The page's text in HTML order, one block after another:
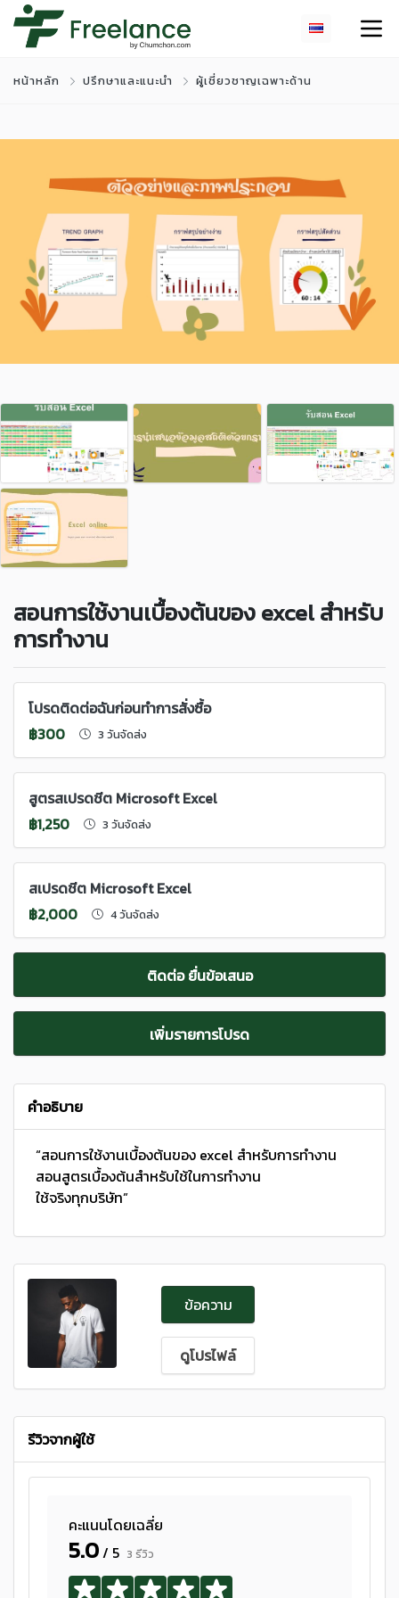
หน้าหลัก ปรึกษาและแนะนำ ผู้เชี่ยวชาญเฉพาะด้าน
สอนการใช้งานเบื้องต้นของ excel สำหรับ
การทำงาน
โปรดติดต่อฉันก่อนทำการสั่งซื้อ
฿300
3 วันจัดส่ง
สูตรสเปรดชีต Microsoft Excel
฿1,250
3 วันจัดส่ง
สเปรดชีต Microsoft Excel
฿2,000
4 วันจัดส่ง
ติดต่อ ยื่นข้อเสนอ
เพิ่มรายการโปรด
คำอธิบาย
“สอนการใช้งานเบื้องต้นของ excel สำหรับการทำงาน
สอนสูตรเบื้องต้นสำหรับใช้ในการทำงาน
ใช้จริงทุกบริษัท”
ข้อความ
ดูโปรไฟล์
รีวิวจากผู้ใช้
คะแนนโดยเฉลี่ย
5.0/ 5 3 รีวิว